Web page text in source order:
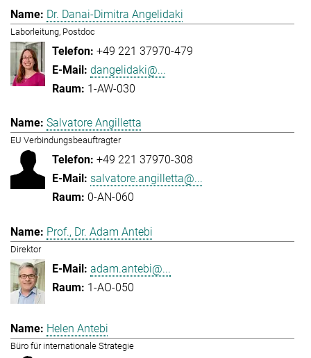
Dr. Danai-Dimitra Angelidaki
Laborleitung, Postdoc
+49 221 37970-479
dangelidaki@...
1-AW-030
Salvatore Angilletta
EU Verbindungsbeauftragter
+49 221 37970-308
salvatore.angilletta@...
0-AN-060
Prof., Dr. Adam Antebi
Direktor
adam.antebi@...
1-AO-050
Helen Antebi
Büro für internationale Strategie